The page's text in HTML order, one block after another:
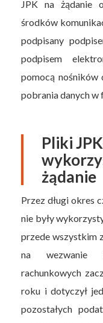
JPK na żądanie
środków
podpisany
podpisem
pomocą nośników
pobrania danych w
Pliki
żądanie
Przez długi okres
nie były
przede wszystkim
na wezwanie
rachunkowych
roku i dotyczył
pozostałych